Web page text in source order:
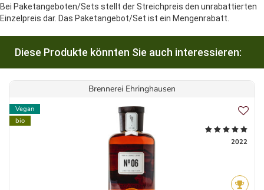
Bei Paketangeboten/Sets stellt der Streichpreis den unrabattierten
Einzelpreis dar. Das Paketangebot/Set ist ein Mengenrabatt.
Diese Produkte könnten Sie auch interessieren:
Brennerei Ehringhausen
Vegan
bio
2022